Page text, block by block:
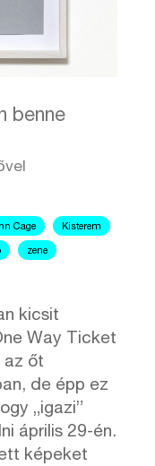
benne
Cage Kisterem
zene
kicsit
Way Ticket
az őt
de épp ez
„igazi”
április 29-én.
képeket